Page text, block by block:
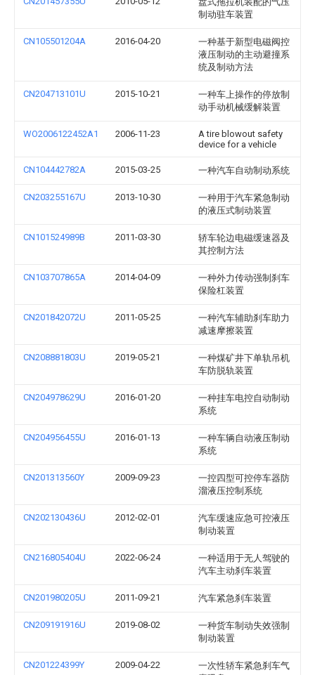
制动驻车装置
CN105501204A 2016-04-20
一种基于新型电磁阀控
液压制动的主动避撞系
统及制动方法
CN204713101U 2015-10-21
一种车上操作的停放制
动手动机械缓解装置
WO2006122452A1 2006-11-23
A tire blowout safety
device for a vehicle
CN104442782A 2015-03-25 一种汽车自动制动系统
CN203255167U 2013-10-30
一种用于汽车紧急制动
的液压式制动装置
CN101524989B 2011-03-30
轿车轮边电磁缓速器及
其控制方法
CN103707865A 2014-04-09
一种外力传动强制刹车
保险杠装置
CN201842072U 2011-05-25
一种汽车辅助刹车助力
减速摩擦装置
CN208881803U 2019-05-21
一种煤矿井下单轨吊机
车防脱轨装置
CN204978629U 2016-01-20
一种挂车电控自动制动
系统
CN204956455U 2016-01-13
一种车辆自动液压制动
系统
CN201313560Y 2009-09-23
一控四型可控停车器防
溜液压控制系统
CN202130436U 2012-02-01
汽车缓速应急可控液压
制动装置
CN216805404U 2022-06-24
一种适用于无人驾驶的
汽车主动刹车装置
CN201980205U 2011-09-21 汽车紧急刹车装置
CN209191916U 2019-08-02
一种货车制动失效强制
制动装置
CN201224399Y 2009-04-22
一次性轿车紧急刹车气